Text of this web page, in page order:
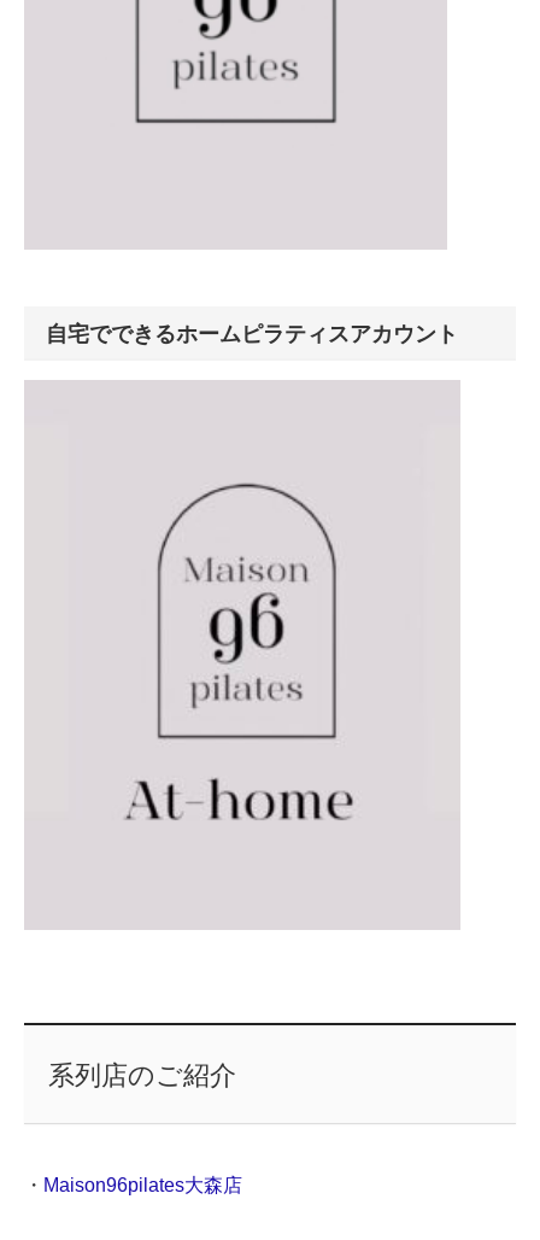
自宅でできるホームピラティスアカウント
系列店のご紹介
・ Maison96pilates大森店